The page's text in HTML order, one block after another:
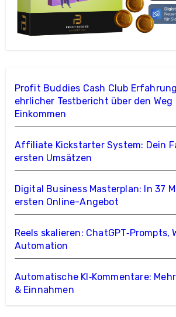
Profit Buddies Cash Club
ehrlicher Testbericht über den
Einkommen
Affiliate Kickstarter System: Dein
ersten Umsätzen
Digital Business Masterplan: In 37
ersten Online-Angebot
Reels skalieren: ChatGPT‑Prompts,
Automation
Automatische KI‑Kommentare:
& Einnahmen